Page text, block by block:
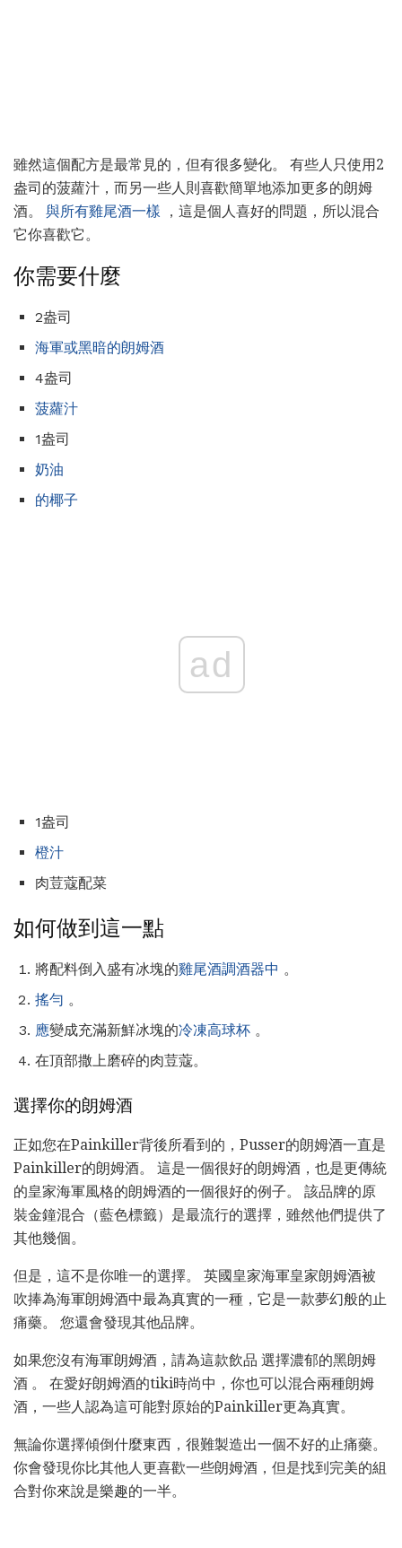
雖然這個配方是最常見的，但有很多變化。 有些人只使用2
盎司的菠蘿汁，而另一些人則喜歡簡單地添加更多的朗姆
酒。 與所有雞尾酒一樣 ，這是個人喜好的問題，所以混合
它你喜歡它。
你需要什麼
2盎司
海軍或黑暗的朗姆酒
4盎司
菠蘿汁
1盎司
奶油
的椰子
ad
1盎司
橙汁
肉荳蔻配菜
如何做到這一點
將配料倒入盛有冰塊的雞尾酒調酒器中 。
搖勻 。
應變成充滿新鮮冰塊的冷凍高球杯 。
在頂部撒上磨碎的肉荳蔻。
選擇你的朗姆酒
正如您在Painkiller背後所看到的，Pusser的朗姆酒一直是
Painkiller的朗姆酒。 這是一個很好的朗姆酒，也是更傳統
的皇家海軍風格的朗姆酒的一個很好的例子。 該品牌的原
裝金鐘混合（藍色標籤）是最流行的選擇，雖然他們提供了
其他幾個。
但是，這不是你唯一的選擇。 英國皇家海軍皇家朗姆酒被
吹捧為海軍朗姆酒中最為真實的一種，它是一款夢幻般的止
痛藥。 您還會發現其他品牌。
如果您沒有海軍朗姆酒，請為這款飲品 選擇濃郁的黑朗姆
酒 。 在愛好朗姆酒的tiki時尚中，你也可以混合兩種朗姆
酒，一些人認為這可能對原始的Painkiller更為真實。
無論你選擇傾倒什麼東西，很難製造出一個不好的止痛藥。
你會發現你比其他人更喜歡一些朗姆酒，但是找到完美的組
合對你來說是樂趣的一半。